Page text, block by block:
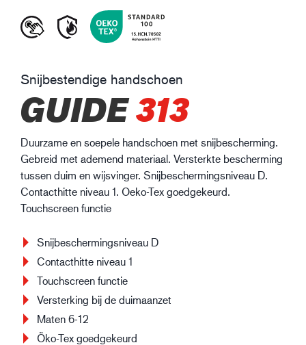
Snijbestendige handschoen
GUIDE313
Duurzame en soepele handschoen met snijbescherming.
Gebreid met ademend materiaal. Versterkte bescherming
tussen duim en wijsvinger. Snijbeschermingsniveau D.
Contacthitte niveau 1. Oeko-Tex goedgekeurd.
Touchscreen functie
Snijbeschermingsniveau D
Contacthitte niveau 1
Touchscreen functie
Versterking bij de duimaanzet
Maten 6-12
Öko-Tex goedgekeurd